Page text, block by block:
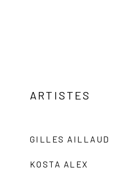
ARTISTES
GILLES AILLAUD
KOSTA ALEX